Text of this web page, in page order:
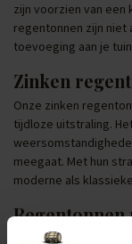
zijn voorzien van een
regentonnen zijn niet
toevoeging aan je
Zinken
Onze zinken
tijdloze uitstraling.
meegaat. Met hun
moderne als
Regentonnen